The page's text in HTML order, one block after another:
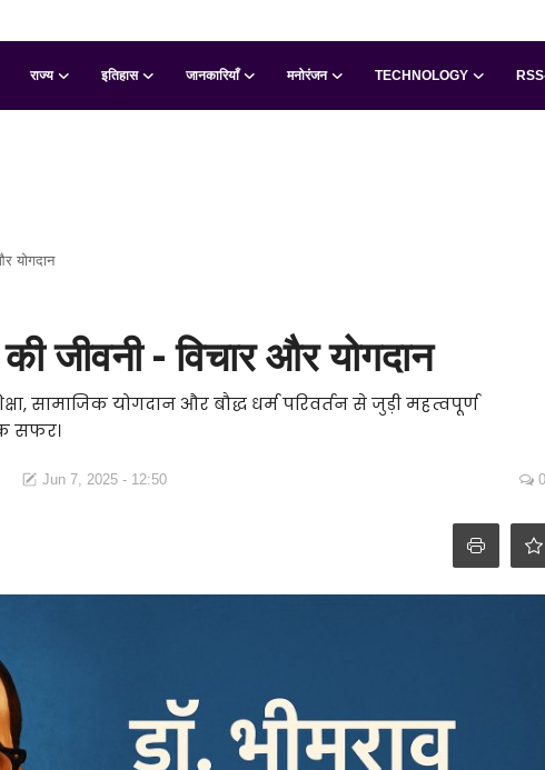
राज्य इतिहास जानकारियाँ मनोरंजन TECHNOLOGY
योगदान
जीवनी - विचार और योगदान
सामाजिक योगदान और बौद्ध धर्म परिवर्तन से जुड़ी महत्वपूर्ण
सफर।
Jun 7, 2025 - 12:50 0